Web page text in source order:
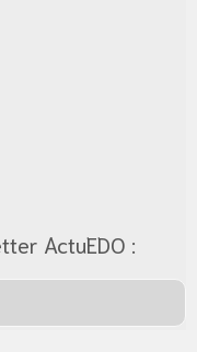
ActuEDO :